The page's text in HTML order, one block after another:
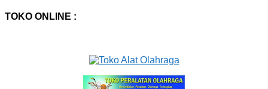
TOKO ONLINE :